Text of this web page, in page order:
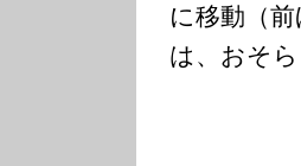
に移動（
は、おそ